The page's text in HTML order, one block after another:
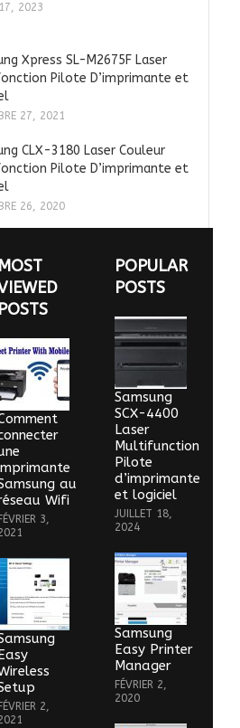
2023
Xpress SL-M2675F Laser
Pilote D’imprimante et
27, 2021
CLX-3180 Laser Couleur
Pilote D’imprimante et
26, 2020
MOST
POSTS
au
Wifi
FÉVRIER 3,
FÉVRIER 2,
POPULAR
POSTS
Samsung
SCX-4400
Laser
Multifunction
Pilote
d’imprimante
et logiciel
JUILLET 18,
2024
Samsung
Easy Printer
Manager
FÉVRIER 2,
2020